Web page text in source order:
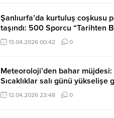
Şanlıurfa’da kurtuluş coşkusu
taşındı: 500 Sporcu “Tarihten
koştu13.04.2026 00:42 0
Meteoroloji’den bahar müjdesi:
Sıcaklıklar salı günü yükselişe
12.04.2026 23:48 0